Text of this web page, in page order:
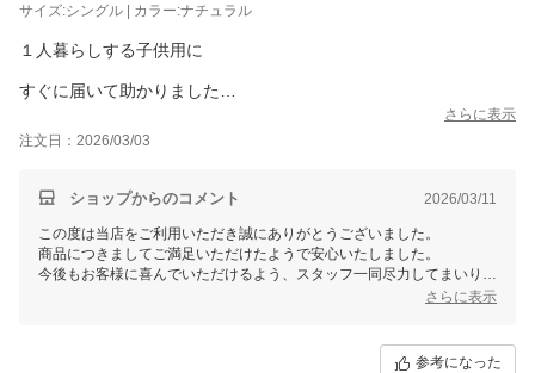
サイズ:シングル | カラー:ナチュラル
１人暮らしする子供用に
すぐに届いて助かりました
組み立てがとても簡単でわかりやすかったですし、1時間程ででき
ました
ただ２人で組み立てましたが、1人だと支える人がいないと大変か
で全く部屋が狭く感じません組み立て式なのにがっちりしている
し、ガタガタもしないし、このお値段なのであまり期待していな
かったのでびっくりです
たほうが良さそうなのがありましたがあとは問題なかったです
さらに表示
注文日：2026/03/03
ショップからのコメント 2026/03/11
この度は当店をご利用いただき誠にありがとうございました。
商品につきましてご満足いただけたようで安心いたしました。
今後もお客様に喜んでいただけるよう、スタッフ一同尽力してまいりま
さらに表示
参考になった